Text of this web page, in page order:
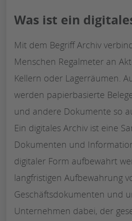
Was ist ein
Mit dem Begriff Archiv
Menschen Regalmeter an
Kellern oder Lagerräumen.
werden papierbasierte
und andere Dokumente so
Ein digitales Archiv ist eine
Dokumenten und
digitaler Form aufbewahrt
langfristigen Aufbewahrung
Geschäftsdokumenten und
Unternehmen dabei, der